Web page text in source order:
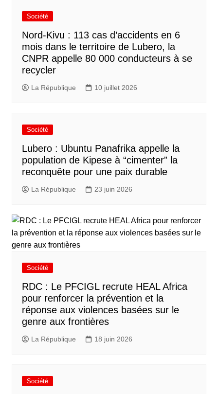
Société
Nord-Kivu : 113 cas d’accidents en 6
mois dans le territoire de Lubero, la
CNPR appelle 80 000 conducteurs à se
recycler
La République 10 juillet 2026
Société
Lubero : Ubuntu Panafrika appelle la
population de Kipese à “cimenter” la
reconquête pour une paix durable
La République 23 juin 2026
Société
RDC : Le PFCIGL recrute HEAL Africa
pour renforcer la prévention et la
réponse aux violences basées sur le
genre aux frontières
La République 18 juin 2026
Société